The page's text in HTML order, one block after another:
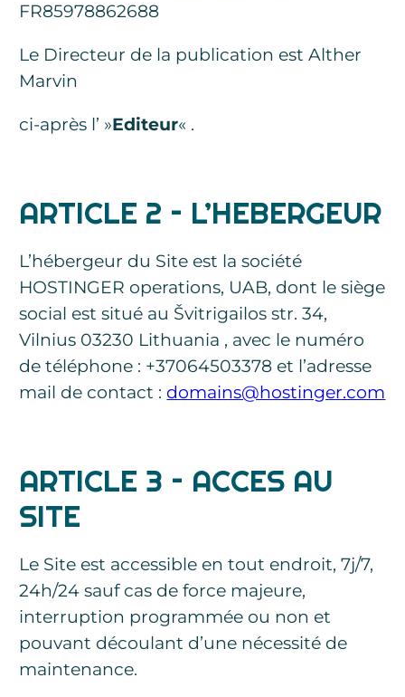
FR85978862688
Le Directeur de la publication est Alther
Marvin
ci-après l’ »Editeur« .
ARTICLE 2 – L’HEBERGEUR
L’hébergeur du Site est la société
HOSTINGER operations, UAB, dont le siège
social est situé au Švitrigailos str. 34,
Vilnius 03230 Lithuania , avec le numéro
de téléphone : +37064503378 et l’adresse
mail de contact : domains@hostinger.com
ARTICLE 3 – ACCES AU
SITE
Le Site est accessible en tout endroit, 7j/7,
24h/24 sauf cas de force majeure,
interruption programmée ou non et
pouvant découlant d’une nécessité de
maintenance.